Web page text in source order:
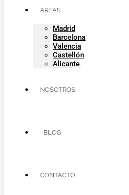
AREAS
Madrid
Barcelona
Valencia
Castellón
Alicante
NOSOTROS
BLOG
CONTACTO